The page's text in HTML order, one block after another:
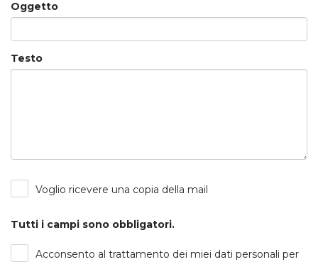
Oggetto
Testo
Voglio ricevere una copia della mail
Tutti i campi sono obbligatori.
Acconsento al trattamento dei miei dati personali per